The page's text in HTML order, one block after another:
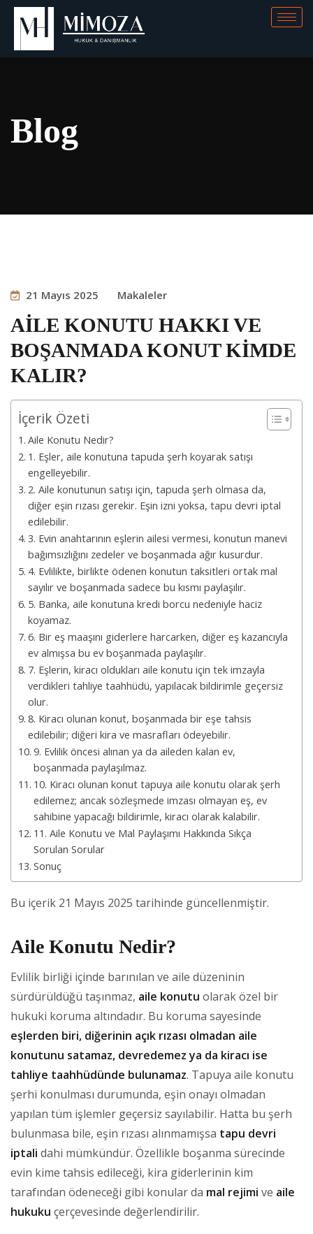
Blog
21 Mayıs 2025 Makaleler
AİLE KONUTU HAKKI VE
BOŞANMADA KONUT KİMDE
KALIR?
İçerik Özeti
Aile Konutu Nedir?
1. Eşler, aile konutuna tapuda şerh koyarak satışı
engelleyebilir.
2. Aile konutunun satışı için, tapuda şerh olmasa da,
diğer eşin rızası gerekir. Eşin izni yoksa, tapu devri iptal
edilebilir.
3. Evin anahtarının eşlerin ailesi vermesi, konutun manevi
bağımsızlığını zedeler ve boşanmada ağır kusurdur.
4. Evlilikte, birlikte ödenen konutun taksitleri ortak mal
sayılır ve boşanmada sadece bu kısmı paylaşılır.
5. Banka, aile konutuna kredi borcu nedeniyle haciz
koyamaz.
6. Bir eş maaşını giderlere harcarken, diğer eş kazancıyla
ev almışsa bu ev boşanmada paylaşılır.
7. Eşlerin, kiracı oldukları aile konutu için tek imzayla
verdikleri tahliye taahhüdü, yapılacak bildirimle geçersiz
olur.
8. Kiracı olunan konut, boşanmada bir eşe tahsis
edilebilir; diğeri kira ve masrafları ödeyebilir.
9. Evlilik öncesi alınan ya da aileden kalan ev,
boşanmada paylaşılmaz.
10. Kiracı olunan konut tapuya aile konutu olarak şerh
edilemez; ancak sözleşmede imzası olmayan eş, ev
sahibine yapacağı bildirimle, kiracı olarak kalabilir.
11. Aile Konutu ve Mal Paylaşımı Hakkında Sıkça
Sorulan Sorular
Sonuç
Bu içerik 21 Mayıs 2025 tarihinde güncellenmiştir.
Aile Konutu Nedir?
Evlilik birliği içinde barınılan ve aile düzeninin
sürdürüldüğü taşınmaz, aile konutu olarak özel bir
hukuki koruma altındadır. Bu koruma sayesinde
eşlerden biri, diğerinin açık rızası olmadan aile
konutunu satamaz, devredemez ya da kiracı ise
tahliye taahhüdünde bulunamaz. Tapuya aile konutu
şerhi konulması durumunda, eşin onayı olmadan
yapılan tüm işlemler geçersiz sayılabilir. Hatta bu şerh
bulunmasa bile, eşin rızası alınmamışsa tapu devri
iptali dahi mümkündür. Özellikle boşanma sürecinde
evin kime tahsis edileceği, kira giderlerinin kim
tarafından ödeneceği gibi konular da mal rejimi ve aile
hukuku çerçevesinde değerlendirilir.